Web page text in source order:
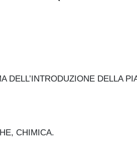
DELL’INTRODUZIONE DELLA
CHIMICA.